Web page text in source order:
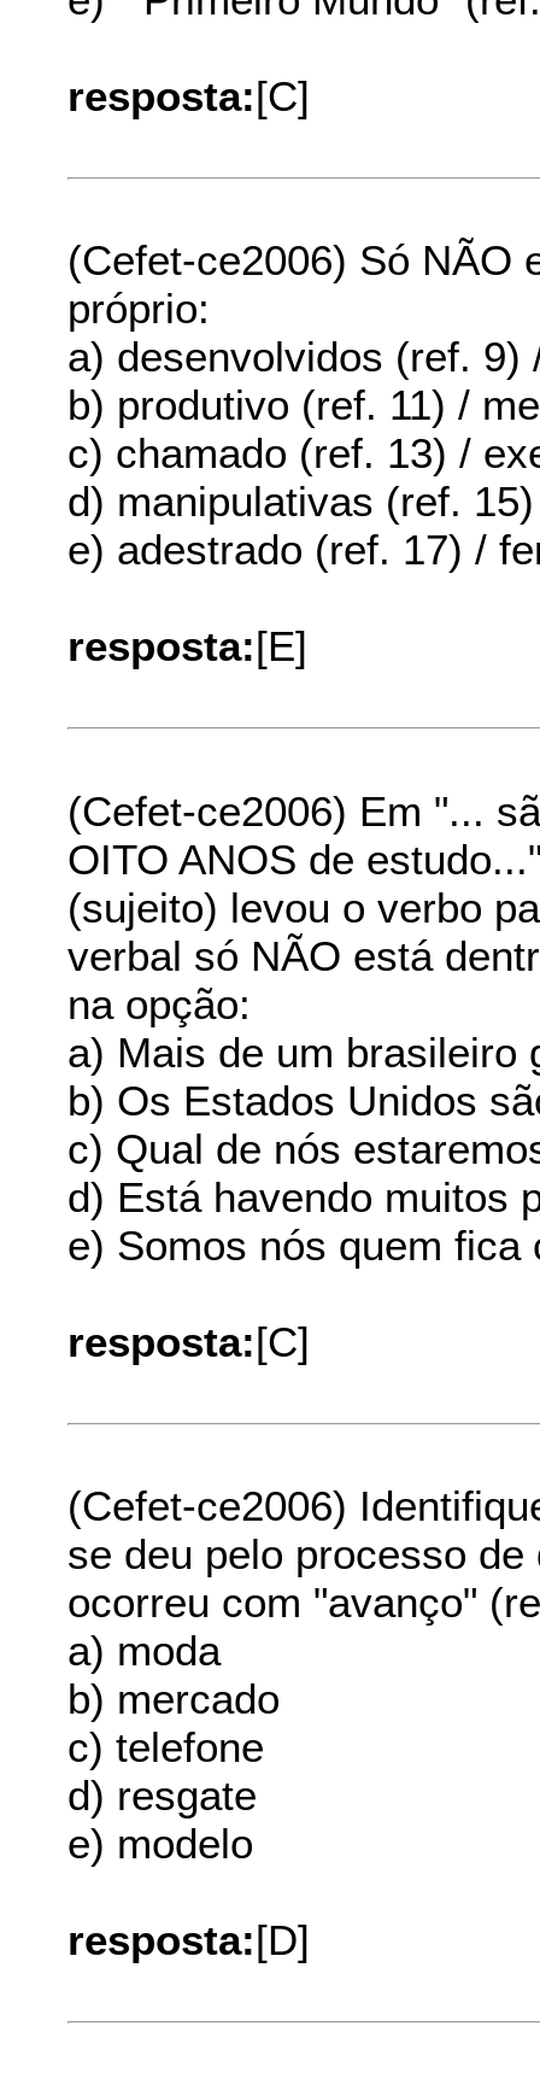
resposta:[C]
(Cefet-ce2006) Só NÃO
próprio:
a) desenvolvidos (ref. 9)
b) produtivo (ref. 11) /
c) chamado (ref. 13) /
d) manipulativas (ref.
e) adestrado (ref. 17) /
resposta:[E]
(Cefet-ce2006) Em "...
OITO ANOS de
(sujeito) levou o verbo
verbal só NÃO está
na opção:
a) Mais de um brasileiro
b) Os Estados Unidos
c) Qual de nós
d) Está havendo muitos
e) Somos nós quem fica
resposta:[C]
(Cefet-ce2006)
se deu pelo processo
ocorreu com "avanço"
a) moda
b) mercado
c) telefone
d) resgate
e) modelo
resposta:[D]